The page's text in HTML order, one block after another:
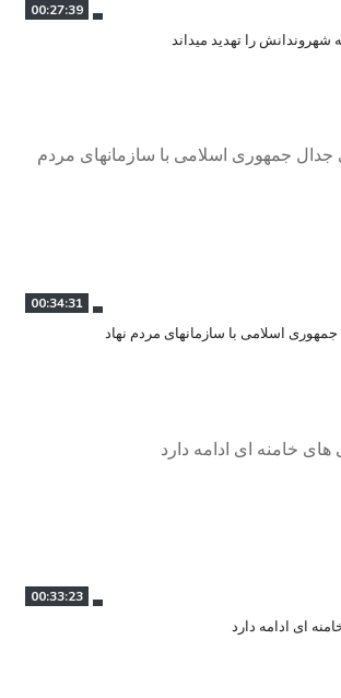
00:27:39
را تهدید میداند
00:34:31
اسلامی با سازمانهای مردم نهاد
00:33:23
ای ادامه دارد